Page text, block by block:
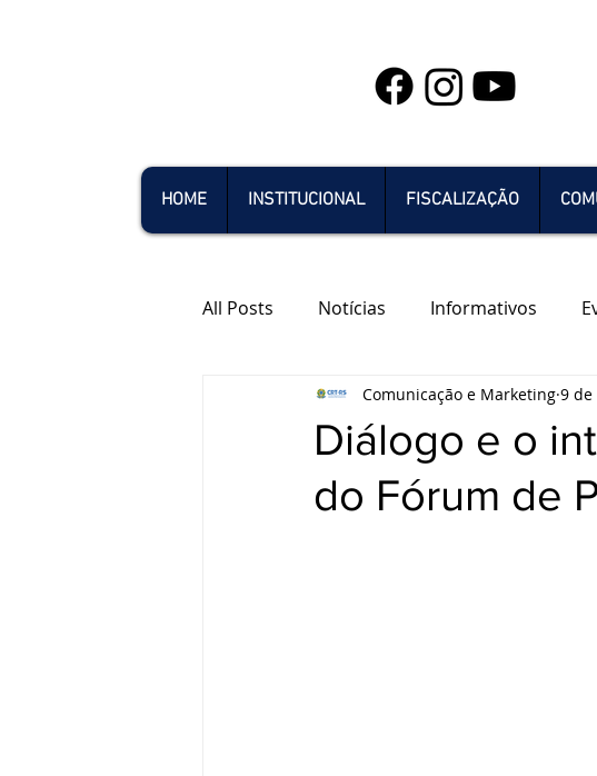
HOME INSTITUCIONAL FISCALIZAÇÃO
All Posts Notícias Informativos
Diálogo e o
do Fórum de
Comunicação e Marketing 9 de